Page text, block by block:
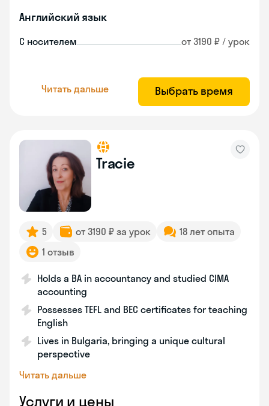
Английский язык
С носителем от 3190 ₽ / урок
Читать дальше Выбрать время
Tracie
5 от 3190 ₽ за урок
18 лет опыта
1 отзыв
Holds a BA in accountancy and studied CIMA
accounting
Possesses TEFL and BEC certificates for teaching
English
Lives in Bulgaria, bringing a unique cultural
perspective
Читать дальше
Услуги и цены